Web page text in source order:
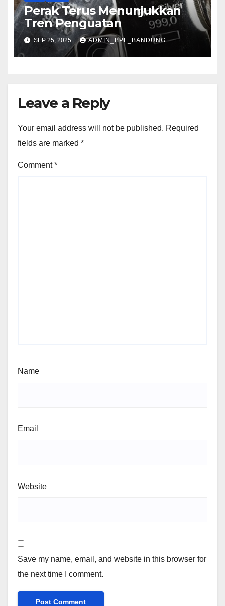
Perak Terus Menunjukkan
Tren Penguatan
SEP 25, 2025 ADMIN_BPF_BANDUNG
Leave a Reply
Your email address will not be published. Required
fields are marked *
Comment*
Name
Email
Website
Save my name, email, and website in this browser for
the next time I comment.